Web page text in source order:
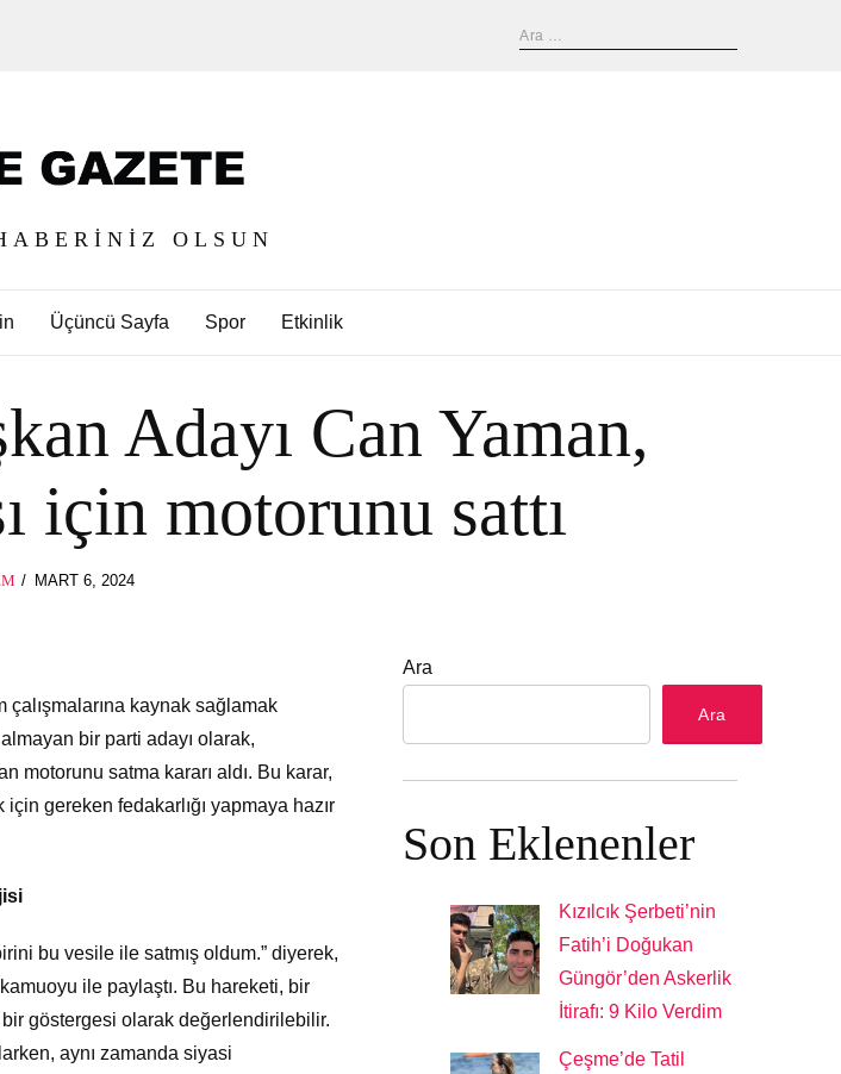
OLSUN
Üçüncü Sayfa Spor Etkinlik
Adayı Can Yaman,
için motorunu sattı
POSTED
MART 6, 2024
çalışmalarına kaynak sağlamak
bir parti adayı olarak,
motorunu satma kararı aldı. Bu karar,
için gereken fedakarlığı yapmaya hazır
bu vesile ile satmış oldum.” diyerek,
ile paylaştı. Bu hareketi, bir
bir göstergesi olarak değerlendirilebilir.
aynı zamanda siyasi
Ara
Ara
Son Eklenenler
Kızılcık Şerbeti’nin
Fatih’i Doğukan
Güngör’den Askerlik
İtirafı: 9 Kilo Verdim
Çeşme’de Tatil